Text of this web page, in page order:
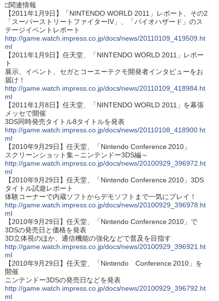
□関連情報
【2011年1月9日】「NINTENDO WORLD 2011」レポート、その2
「スーパーストリートファイターIV」、「バイオハザード」のス
テージイベントレポート
http://game.watch.impress.co.jp/docs/news/20110109_419509.ht
ml
【2011年1月9日】任天堂、「NINTENDO WORLD 2011」レポー
ト
展示、イベント、セガとコーエーテクモ開発者インタビューをお
届け！
http://game.watch.impress.co.jp/docs/news/20110109_418984.ht
ml
【2011年1月8日】任天堂、「NINTENDO WORLD 2011」を幕張
メッセで開催
3DS同時発売タイトル8タイトルを発表
http://game.watch.impress.co.jp/docs/news/20110108_418900.ht
ml
【2010年9月29日】任天堂、「Nintendo Conference 2010」
スクリーンショット集～ニンテンドー3DS編～
http://game.watch.impress.co.jp/docs/news/20100929_396972.ht
ml
【2010年9月29日】任天堂、「Nintendo Conference 2010」3DS
タイトル試遊レポート
体験コーナーで内蔵ソフトからデモソフトまで一気にプレイ！
http://game.watch.impress.co.jp/docs/news/20100929_396978.ht
ml
【2010年9月29日】任天堂、「Nintendo Conference 2010」で
3DSの発売日と価格を発表
3D立体視のほか、通信機能の強化などで普及を目指す
http://game.watch.impress.co.jp/docs/news/20100929_396921.ht
ml
【2010年9月29日】任天堂、「Nintendo Conference 2010」を
開催
ニンテンドー3DSの発売日などを発表
http://game.watch.impress.co.jp/docs/news/20100929_396792.ht
ml